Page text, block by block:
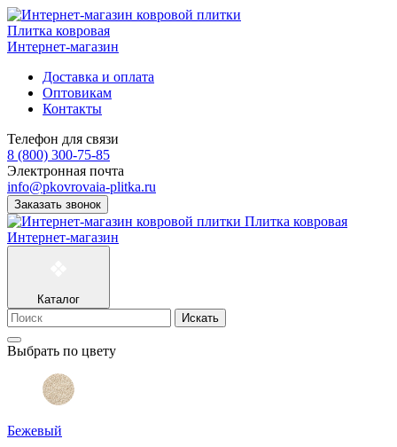
Плитка ковровая
Интернет-магазин
Доставка и оплата
Оптовикам
Контакты
Телефон для связи
8 (800) 300-75-85
Электронная почта
info@pkovrovaia-plitka.ru
Заказать звонок
Плитка ковровая
Интернет-магазин
Каталог
Искать
Выбрать по цвету
Бежевый